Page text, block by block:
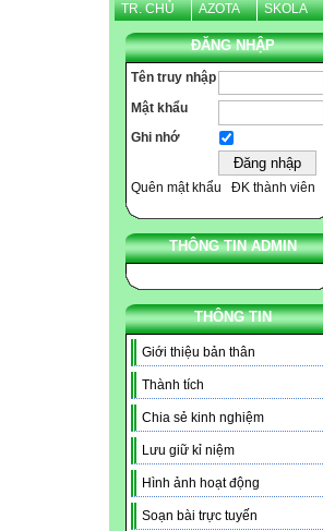
TR. CHỦ AZOTA SKOLA
ĐĂNG NHẬP
Tên truy nhập
Mật khẩu
Ghi nhớ
Quên mật khẩu ĐK thành viên
THÔNG TIN ADMIN
THÔNG TIN
Giới thiệu bản thân
Thành tích
Chia sẻ kinh nghiệm
Lưu giữ kỉ niệm
Hình ảnh hoạt động
Soạn bài trực tuyến